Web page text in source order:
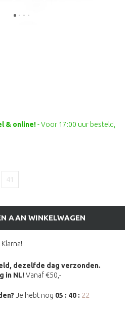
& online!- Voor 17:00 uur besteld,
41
AAN WINKELWAGEN
dezelfde dag verzonden.
in NL!Vanaf €50,-
Je hebt nog 05 : 40 : 22